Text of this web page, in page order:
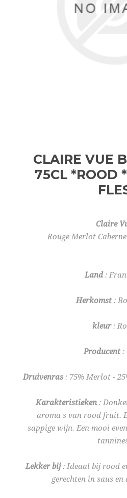
CLAIRE VUE
75CL *ROOD
Claire
Rouge Merlot
Land:
Herkomst:
kleur:
Producent :
Druivenras: 75% Merlot -
Karakteristieken:
aroma s van rood fruit.
sappige wijn. Een mooi
Lekker bij: Ideaal bij rood
gerechten in saus en